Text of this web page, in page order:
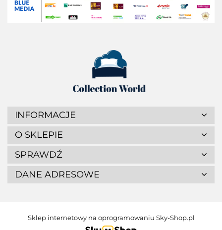
INFORMACJE
O SKLEPIE
SPRAWDŹ
DANE ADRESOWE
Sklep internetowy na oprogramowaniu Sky-Shop.pl